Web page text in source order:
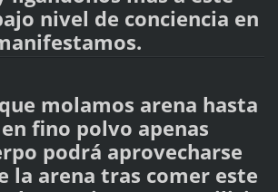
nivel de conciencia en
molamos arena hasta
fino polvo apenas
podrá aprovecharse
la arena tras comer este